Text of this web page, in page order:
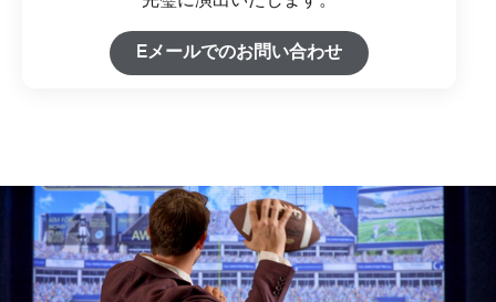
Eメールでのお問い合わせ